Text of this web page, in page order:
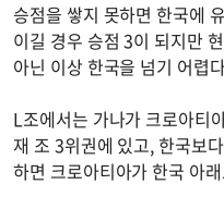
승점을 쌓지 못하면 한국에
이길 경우 승점 3이 되지만
아닌 이상 한국을 넘기 어렵
L조에서는 가나가 크로아티
재 조 3위권에 있고, 한국보
하면 크로아티아가 한국 아